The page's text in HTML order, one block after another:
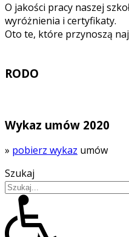
O jakości pracy naszej
wyróżnienia i certyfikaty.
Oto te, które przynoszą
RODO
Wykaz umów 2020
» pobierz wykaz umów
Szukaj